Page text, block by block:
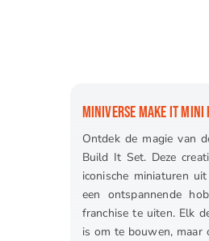
MINIVERSE MAKE IT MINI
Ontdek de magie van
Build It Set. Deze
iconische miniaturen
een ontspannende
franchise te uiten. Elk
is om te bouwen, maar